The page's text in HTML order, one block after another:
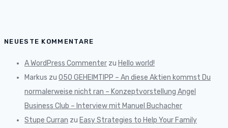
NEUESTE KOMMENTARE
A WordPress Commenter zu Hello world!
Markus zu 050 GEHEIMTIPP – An diese Aktien kommst Du
normalerweise nicht ran – Konzeptvorstellung Angel
Business Club – Interview mit Manuel Buchacher
Stupe Curran zu Easy Strategies to Help Your Family